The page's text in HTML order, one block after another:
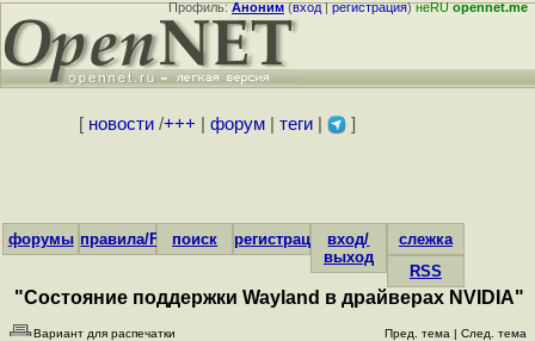
Профиль:Аноним(вход|регистрация)неRUopennet.me
[ новости/+++ форум| теги| ]
форумы правила/FAQпоиск регистрациявход/
выход
слежка
RSS
"Состояние поддержки Wayland в драйверах NVIDIA"
Вариант для распечатки Пред. тема | След. тема